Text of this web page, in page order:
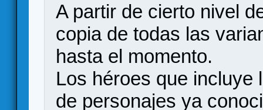
A partir de cierto nivel
copia de todas las
hasta el momento.
Los héroes que incluye
de personajes ya